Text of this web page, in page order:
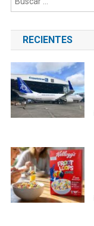
RECIENTES